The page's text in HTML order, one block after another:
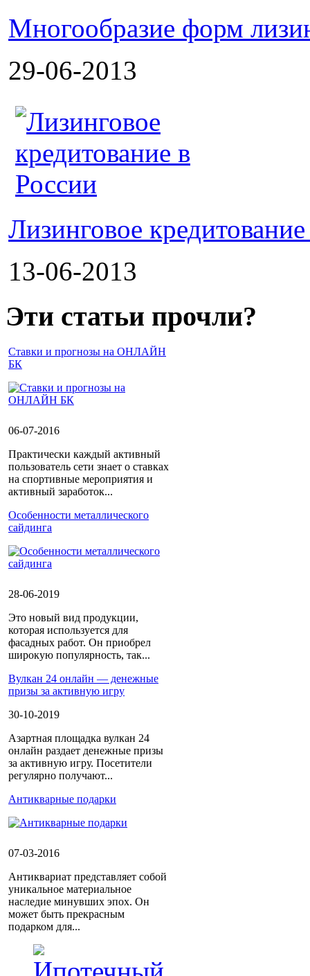
Многообразие форм
29-06-2013
Лизинговое
13-06-2013
Эти статьи прочли?
Ставки и прогнозы на ОНЛАЙН
БК
06-07-2016
Практически каждый активный
пользователь сети знает о ставках
на спортивные мероприятия и
активный заработок...
Особенности металлического
сайдинга
28-06-2019
Это новый вид продукции,
которая используется для
фасадных работ. Он приобрел
широкую популярность, так...
Вулкан 24 онлайн — денежные
призы за активную игру
30-10-2019
Азартная площадка вулкан 24
онлайн раздает денежные призы
за активную игру. Посетители
регулярно получают...
Антикварные подарки
07-03-2016
Антиквариат представляет собой
уникальное материальное
наследие минувших эпох. Он
может быть прекрасным
подарком для...